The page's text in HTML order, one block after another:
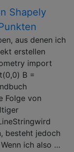
Shapely
aus denen ich
erstellen
import
B =
Folge von
besteht jedoch
ich also …